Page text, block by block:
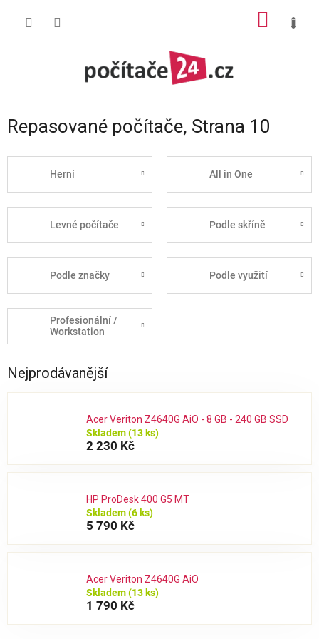
Repasované počítače, Strana 10
Herní All in One
Levné počítače Podle skříně
Podle značky Podle využití
Profesionální /
Workstation
Nejprodávanější
Acer Veriton Z4640G AiO - 8 GB - 240 GB SSD
Skladem(13 ks)
2 230 Kč
HP ProDesk 400 G5 MT
Skladem(6 ks)
5 790 Kč
Acer Veriton Z4640G AiO
Skladem(13 ks)
1 790 Kč